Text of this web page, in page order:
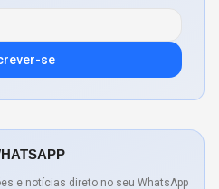
se
e notícias direto no seu WhatsApp